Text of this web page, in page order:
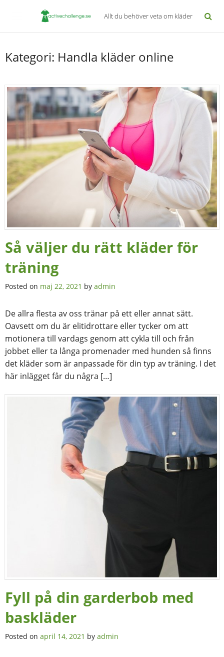
Allt du behöver veta om kläder
Kategori: Handla kläder online
Så väljer du rätt kläder för
träning
Posted on maj 22, 2021 by admin
De allra flesta av oss tränar på ett eller annat sätt.
Oavsett om du är elitidrottare eller tycker om att
motionera till vardags genom att cykla till och från
jobbet eller ta långa promenader med hunden så finns
det kläder som är anpassade för din typ av träning. I det
här inlägget får du några […]
Fyll på din garderbob med
baskläder
Posted on april 14, 2021 by admin